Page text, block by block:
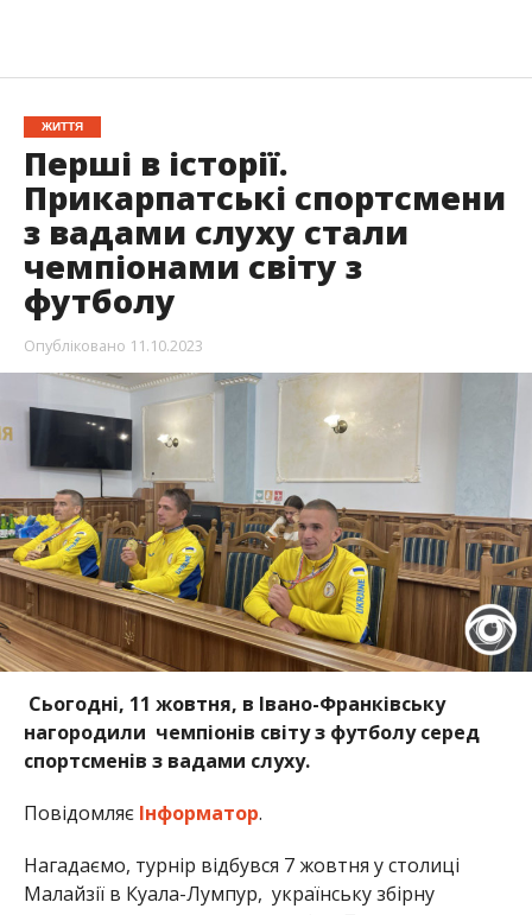
ЖИТТЯ
Перші в історії.
Прикарпатські спортсмени
з вадами слуху стали
чемпіонами світу з
футболу
Опубліковано 11.10.2023
Сьогодні, 11 жовтня, в Івано-Франківську
нагородили чемпіонів світу з футболу серед
спортсменів з вадами слуху.
Повідомляє Інформатор.
Нагадаємо, турнір відбувся 7 жовтня у столиці
Малайзії в Куала-Лумпур, українську збірну